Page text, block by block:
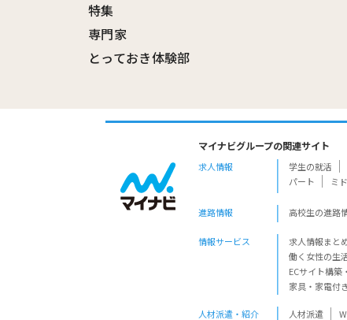
特集
専門家
とっておき体験部
マイナビグループの関連サイト
求人情報 学生の就活
パート
ミ
進路情報 高校生の進路
情報サービス 求人情報まと
働く女性の生
ECサイト構築
家具・家電付
人材派遣・紹介 人材派遣